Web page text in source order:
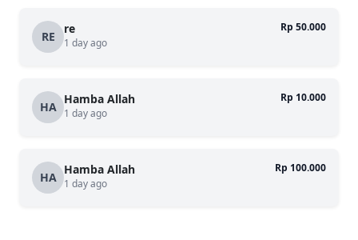
RE
re
1 day ago
Rp 50.000
HA
Hamba Allah
1 day ago
Rp 10.000
HA
Hamba Allah
1 day ago
Rp 100.000